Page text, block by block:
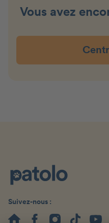
Vous avez
Suivez-nous :